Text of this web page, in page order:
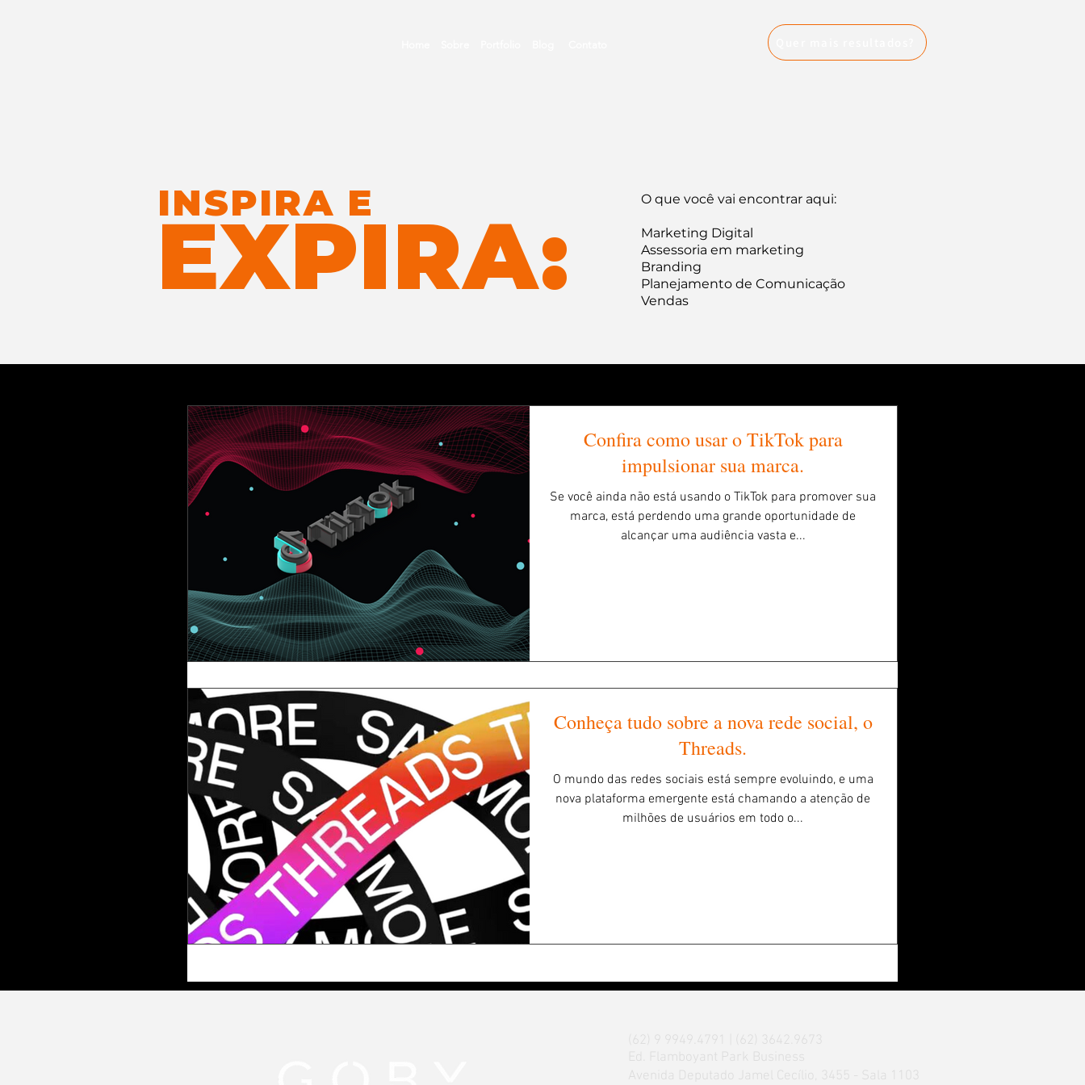
INSPIRA E
EXPIRA:
O que você vai encontrar aqui:
Marketing Digital
Assessoria em marketing
Branding
Planejamento de Comunicação
Vendas
Confira como usar o TikTok para
impulsionar sua marca.
Se você ainda não está usando o TikTok para promover sua
marca, está perdendo uma grande oportunidade de
alcançar uma audiência vasta e...
Conheça tudo sobre a nova rede social, o
Threads.
O mundo das redes sociais está sempre evoluindo, e uma
nova plataforma emergente está chamando a atenção de
milhões de usuários em todo o...
Avenida Deputado Jamel Cecílio, 3455 - Sala 1103